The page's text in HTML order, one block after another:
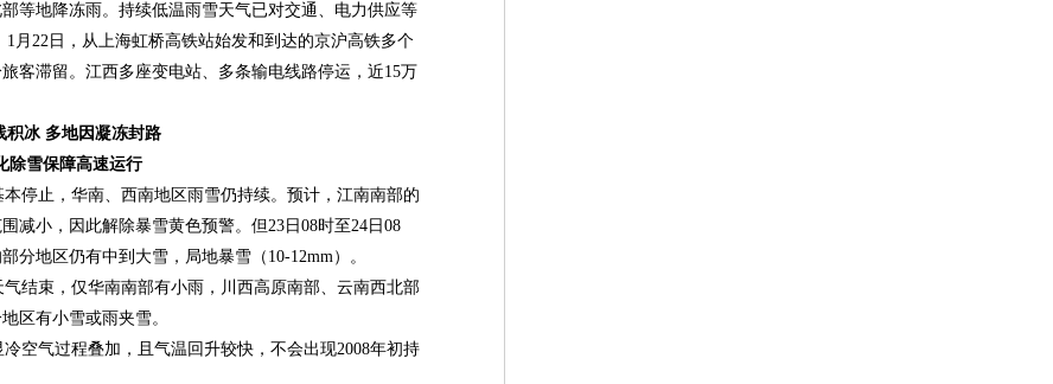
等地降冻雨。持续低温雨雪天气已对交通、电力供应等
月22日，从上海虹桥高铁站始发和到达的京沪高铁多个
客滞留。江西多座变电站、多条输电线路停运，近15万
积冰 多地因凝冻封路
雪保障高速运行
停止，华南、西南地区雨雪仍持续。预计，江南南部的
减小，因此解除暴雪黄色预警。但23日08时至24日08
分地区仍有中到大雪，局地暴雪（10-12mm）。
结束，仅华南南部有小雨，川西高原南部、云南西北部
区有小雪或雨夹雪。
空气过程叠加，且气温回升较快，不会出现2008年初持